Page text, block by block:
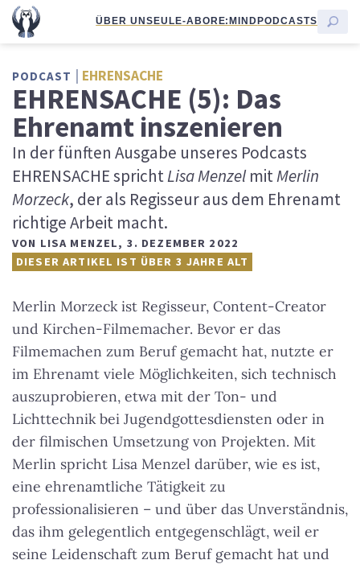
ÜBER UNSEULE-ABORE:MINDPODCASTS
PODCAST EHRENSACHE
EHRENSACHE (5): Das
Ehrenamt inszenieren
In der fünften Ausgabe unseres Podcasts
EHRENSACHE sprichtLisa MenzelmitMerlin
Morzeck, der als Regisseur aus dem Ehrenamt
richtige Arbeit macht.
VON LISA MENZEL, 3. DEZEMBER 2022
DIESER ARTIKEL IST ÜBER 3 JAHRE ALT
Merlin Morzeck ist Regisseur, Content-Creator
und Kirchen-Filmemacher. Bevor er das
Filmemachen zum Beruf gemacht hat, nutzte er
im Ehrenamt viele Möglichkeiten, sich technisch
auszuprobieren, etwa mit der Ton- und
Lichttechnik bei Jugendgottesdiensten oder in
der filmischen Umsetzung von Projekten. Mit
Merlin spricht Lisa Menzel darüber, wie es ist,
eine ehrenamtliche Tätigkeit zu
professionalisieren – und über das Unverständnis,
das ihm gelegentlich entgegenschlägt, weil er
seine Leidenschaft zum Beruf gemacht hat und